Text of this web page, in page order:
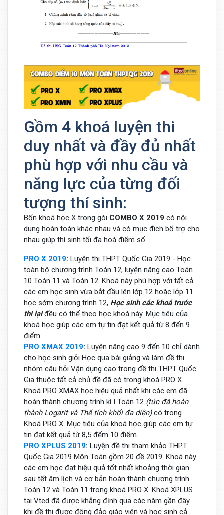
Gồm 4 khoá luyện thi
duy nhất và đầy đủ nhất
phù hợp với nhu cầu và
năng lực của từng đối
tượng thí sinh:
Bốn khoá học X trong gói COMBO X 2019 có nội
dung hoàn toàn khác nhau và có mục đich bổ trợ cho
nhau giúp thí sinh tối đa hoá điểm số.
PRO X 2019: Luyện thi THPT Quốc Gia 2019 - Học
toàn bộ chương trình Toán 12, luyện nâng cao Toán
10 Toán 11 và Toán 12. Khoá này phù hợp với tất cả
các em học sinh vừa bắt đầu lên lớp 12 hoặc lớp 11
học sớm chương trình 12, Học sinh các khoá trước
thi lại đều có thể theo học khoá này. Mục tiêu của
khoá học giúp các em tự tin đạt kết quả từ 8 đến 9
điểm.
PRO XMAX 2019: Luyện nâng cao 9 đến 10 chỉ dành
cho học sinh giỏi Học qua bài giảng và làm đề thi
nhóm câu hỏi Vận dụng cao trong đề thi THPT Quốc
Gia thuộc tất cả chủ đề đã có trong khoá PRO X.
Khoá PRO XMAX học hiệu quả nhất khi các em đã
hoàn thành chương trình kì I Toán 12 (tức đã hoàn
thành Logarit và Thể tích khối đa diện)có trong
Khoá PRO X. Mục tiêu của khoá học giúp các em tự
tin đạt kết quả từ 8,5 đếm 10 điểm.
PRO XPLUS 2019: Luyện đề thi tham khảo THPT
Quốc Gia 2019 Môn Toán gồm 20 đề 2019. Khoá này
các em học đạt hiệu quả tốt nhất khoảng thời gian
sau tết âm lịch và cơ bản hoàn thành chương trình
Toán 12 và Toán 11 trong khoá PRO X. Khoá XPLUS
tại Vted đã được khẳng định qua các năm gần đây
khi đề thi được đông đảo giáo viên và học sinh cả